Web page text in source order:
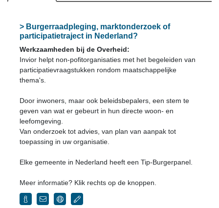
> Burgerraadpleging, marktonderzoek of
participatietraject in Nederland?
Werkzaamheden bij de Overheid:
Invior helpt non-pofitorganisaties met het begeleiden van
participatievraagstukken rondom maatschappelijke
thema's.
Door inwoners, maar ook beleidsbepalers, een stem te
geven van wat er gebeurt in hun directe woon- en
leefomgeving.
Van onderzoek tot advies, van plan van aanpak tot
toepassing in uw organisatie.
Elke gemeente in Nederland heeft een Tip-Burgerpanel.
Meer informatie? Klik rechts op de knoppen.